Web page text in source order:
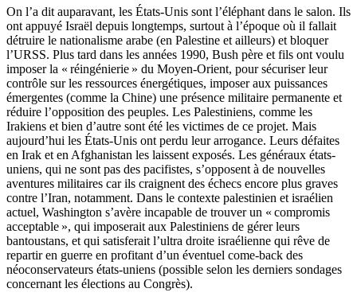
On l’a dit auparavant, les États-Unis sont l’éléphant dans le salon. Ils
ont appuyé Israël depuis longtemps, surtout à l’époque où il fallait
détruire le nationalisme arabe (en Palestine et ailleurs) et bloquer
l’URSS. Plus tard dans les années 1990, Bush père et fils ont voulu
imposer la « réingénierie » du Moyen-Orient, pour sécuriser leur
contrôle sur les ressources énergétiques, imposer aux puissances
émergentes (comme la Chine) une présence militaire permanente et
réduire l’opposition des peuples. Les Palestiniens, comme les
Irakiens et bien d’autre sont été les victimes de ce projet. Mais
aujourd’hui les États-Unis ont perdu leur arrogance. Leurs défaites
en Irak et en Afghanistan les laissent exposés. Les généraux états-
uniens, qui ne sont pas des pacifistes, s’opposent à de nouvelles
aventures militaires car ils craignent des échecs encore plus graves
contre l’Iran, notamment. Dans le contexte palestinien et israélien
actuel, Washington s’avère incapable de trouver un « compromis
acceptable », qui imposerait aux Palestiniens de gérer leurs
bantoustans, et qui satisferait l’ultra droite israélienne qui rêve de
repartir en guerre en profitant d’un éventuel come-back des
néoconservateurs états-uniens (possible selon les derniers sondages
concernant les élections au Congrès).